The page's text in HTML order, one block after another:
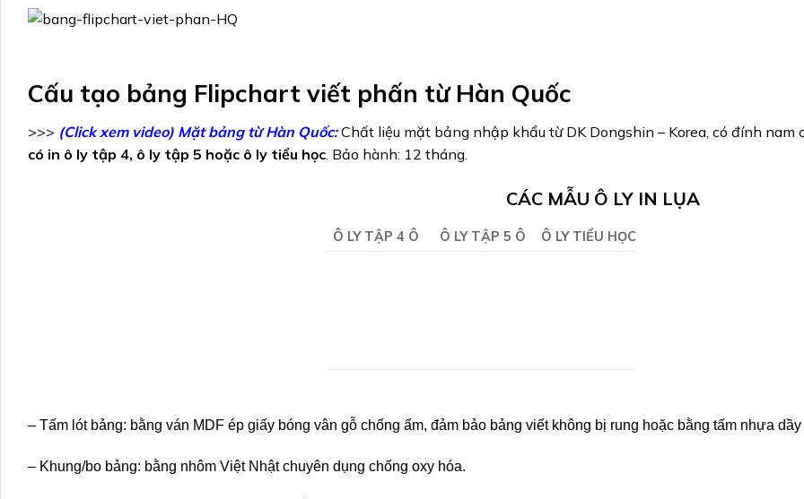
Cấu tạo bảng Flipchart viết phấn từ Hàn Quốc
>>> (Click xem video) Mặt bảng từ Hàn Quốc:Chất liệu mặt bảng nhập khẩu từ DK Dongshin – Korea, có đính
có in ô ly tập 4, ô ly tập 5 hoặc ô ly tiểu học. Bảo hành: 12 tháng.
CÁC MẪU Ô LY IN LỤA
Ô LY TẬP 4 Ô Ô LY TẬP 5 Ô Ô LY TIỂU HỌC
– Tấm lót bảng: bằng ván MDF ép giấy bóng vân gỗ chống ẩm, đảm bảo bảng viết không bị rung hoặc bằng tấm nhựa
– Khung/bo bảng: bằng nhôm Việt Nhật chuyên dụng chống oxy hóa.